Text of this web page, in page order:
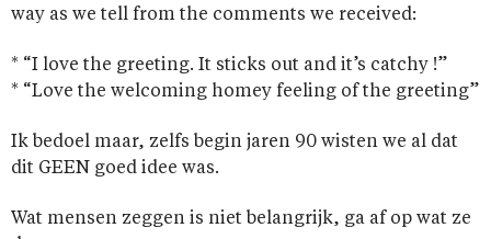
way as we tell from the comments we received:
* “I love the greeting. It sticks out and it’s catchy !”
* “Love the welcoming homey feeling of the greeting”
Ik bedoel maar, zelfs begin jaren 90 wisten we al dat
dit GEEN goed idee was.
Wat mensen zeggen is niet belangrijk, ga af op wat ze